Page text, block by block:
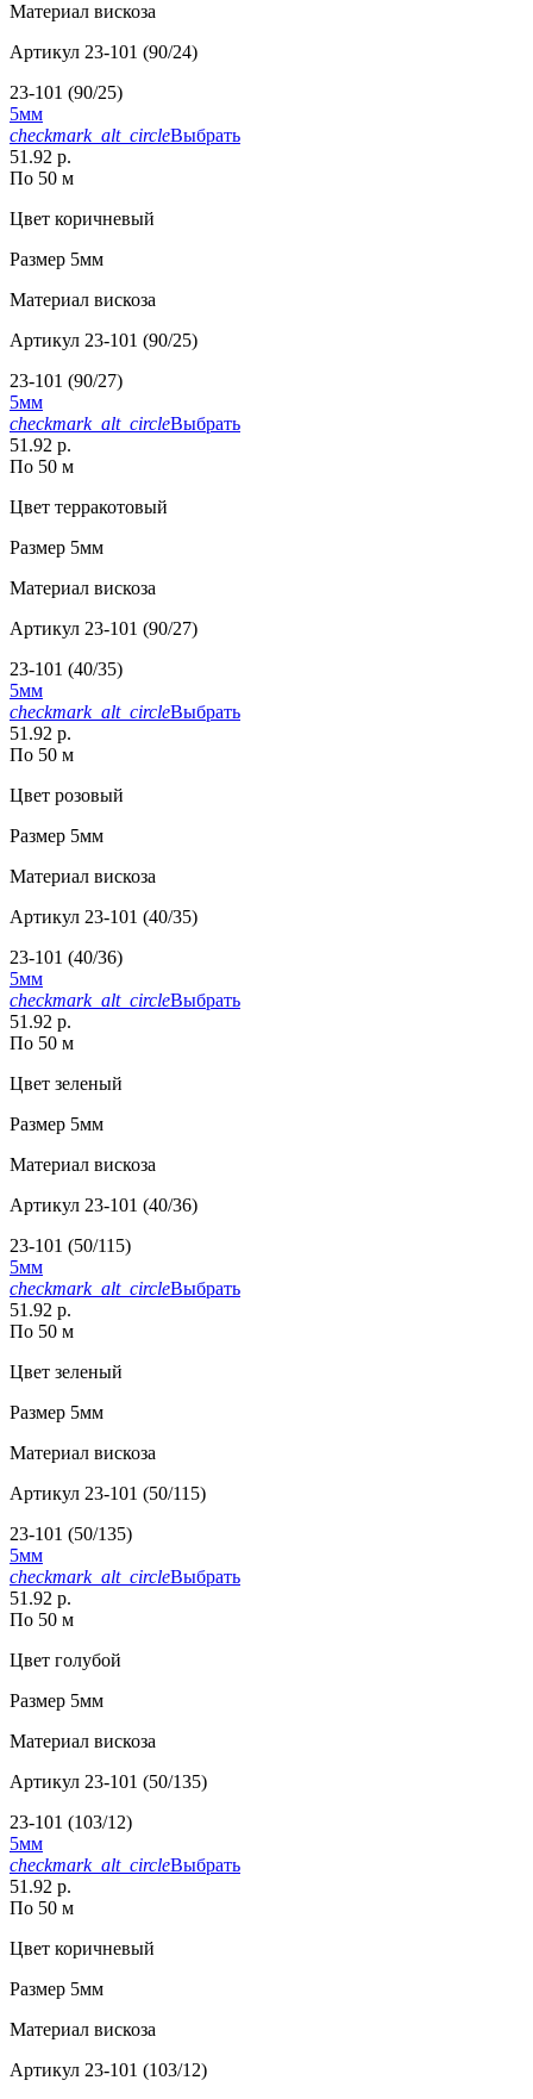
Материал вискоза
Артикул 23-101 (90/24)
23-101 (90/25)
5мм
checkmark_alt_circleВыбрать
51.92 р.
По 50 м
Цвет коричневый
Размер 5мм
Материал вискоза
Артикул 23-101 (90/25)
23-101 (90/27)
5мм
checkmark_alt_circleВыбрать
51.92 р.
По 50 м
Цвет терракотовый
Размер 5мм
Материал вискоза
Артикул 23-101 (90/27)
23-101 (40/35)
5мм
checkmark_alt_circleВыбрать
51.92 р.
По 50 м
Цвет розовый
Размер 5мм
Материал вискоза
Артикул 23-101 (40/35)
23-101 (40/36)
5мм
checkmark_alt_circleВыбрать
51.92 р.
По 50 м
Цвет зеленый
Размер 5мм
Материал вискоза
Артикул 23-101 (40/36)
23-101 (50/115)
5мм
checkmark_alt_circleВыбрать
51.92 р.
По 50 м
Цвет зеленый
Размер 5мм
Материал вискоза
Артикул 23-101 (50/115)
23-101 (50/135)
5мм
checkmark_alt_circleВыбрать
51.92 р.
По 50 м
Цвет голубой
Размер 5мм
Материал вискоза
Артикул 23-101 (50/135)
23-101 (103/12)
5мм
checkmark_alt_circleВыбрать
51.92 р.
По 50 м
Цвет коричневый
Размер 5мм
Материал вискоза
Артикул 23-101 (103/12)